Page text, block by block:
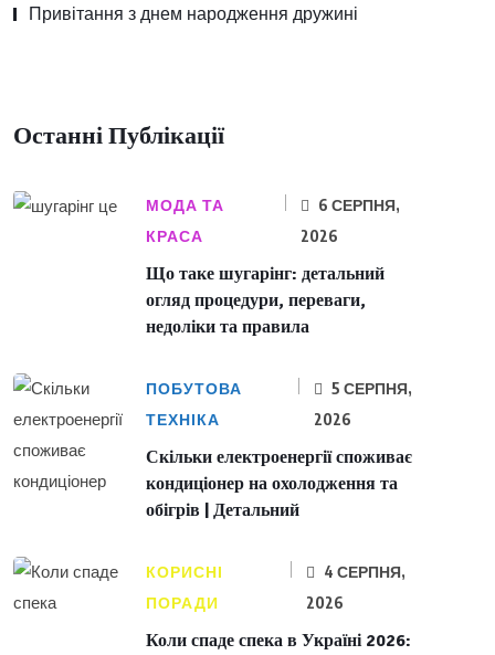
Привітання з днем народження дружині
Останні Публікації
МОДА ТА
КРАСА
6 СЕРПНЯ,
2026
Що таке шугарінг: детальний
огляд процедури, переваги,
недоліки та правила
ПОБУТОВА
ТЕХНІКА
5 СЕРПНЯ,
2026
Скільки електроенергії споживає
кондиціонер на охолодження та
обігрів | Детальний
КОРИСНІ
ПОРАДИ
4 СЕРПНЯ,
2026
Коли спаде спека в Україні 2026: